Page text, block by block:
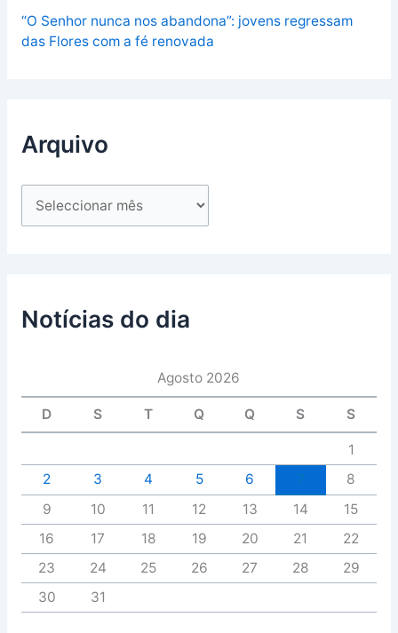
“O Senhor nunca nos abandona”: jovens regressam
das Flores com a fé renovada
Arquivo
Notícias do dia
Agosto 2026
D S T Q Q S S
1
2
3 4 5 6
8
9
10 11 12 13 14
15
16
17 18 19 20 21
22
23
24 25 26 27 28
29
30
31